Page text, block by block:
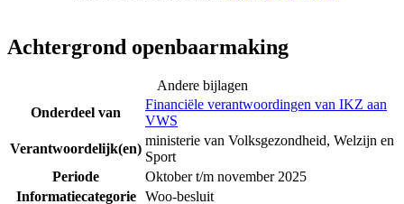
Achtergrond openbaarmaking
Andere bijlagen
Onderdeel van
Financiële verantwoordingen van IKZ aan
VWS
Verantwoordelijk(en)
ministerie van Volksgezondheid, Welzijn en
Sport
Periode
Oktober t/m november 2025
Informatiecategorie
Woo-besluit